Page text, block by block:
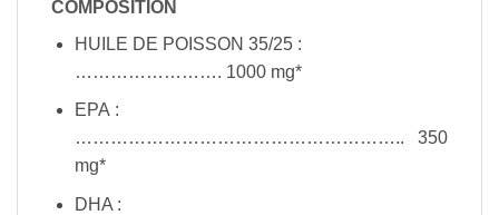
COMPOSITION
HUILE DE POISSON 35/25 :
……………………. 1000 mg*
EPA :
……………………………………………….. 350
mg*
DHA :